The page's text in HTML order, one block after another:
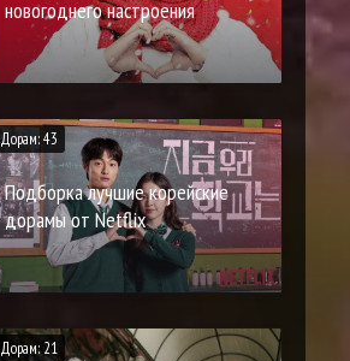
новогоднего настроения
Дорам: 43
Подборка лучшие корейские
дорамы от Netflix
Дорам: 21